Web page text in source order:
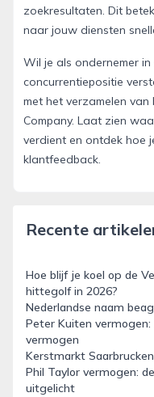
zoekresultaten. Dit
naar jouw diensten
Wil je als ondernemer
concurrentiepositie
met het verzamelen
Company. Laat zien
verdient en ontdek hoe
klantfeedback.
Recente
Hoe blijf je koel op de
hittegolf in 2026?
Nederlandse naam
Peter Kuiten
vermogen
Kerstmarkt
Phil Taylor vermogen:
uitgelicht